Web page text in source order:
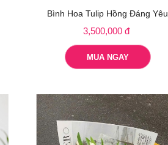
Bình Hoa Tulip Hồng Đáng Yêu
3,500,000 đ
MUA NGAY